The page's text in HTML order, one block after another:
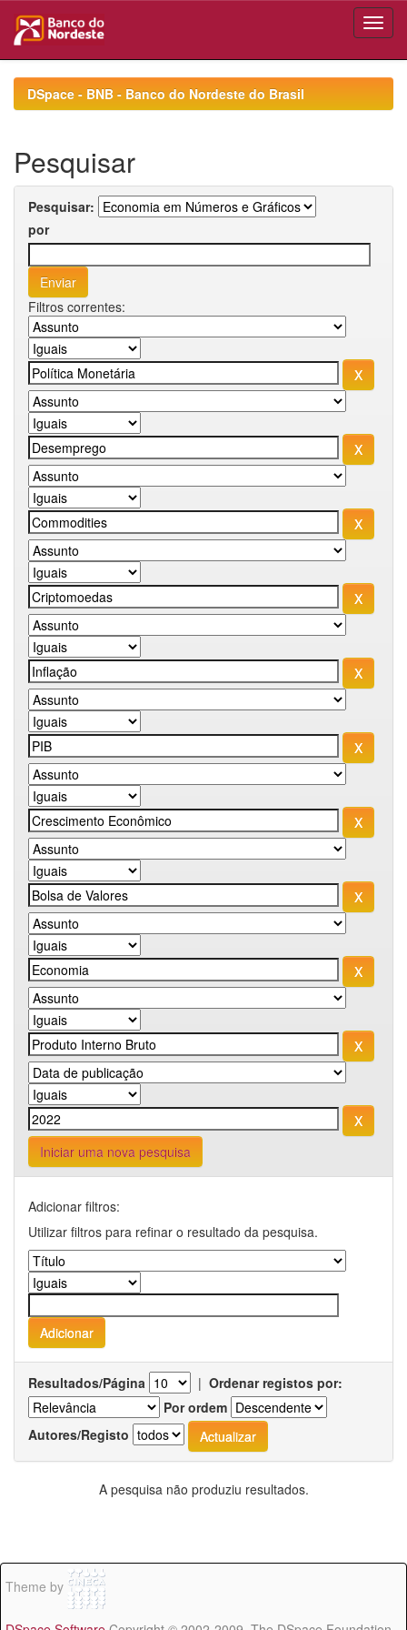
navigationDSpace - BNB - Banco do Nordeste do Brasil
Pesquisar
Pesquisar:
por
Filtros correntes:
Iniciar uma nova pesquisa
Adicionar filtros:
Utilizar filtros para refinar o resultado da pesquisa.
Resultados/Página | Ordenar registos por:
Por ordem
Autores/Registo
A pesquisa não produziu resultados.
Theme by